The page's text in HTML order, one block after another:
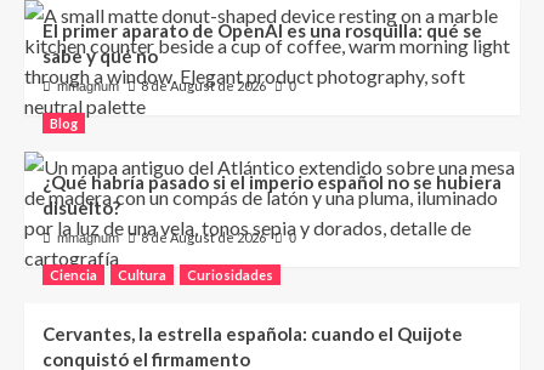
El primer aparato de OpenAI es una rosquilla: qué se
sabe y qué no
mmagnum 8 de August de 2026 0
Blog
¿Qué habría pasado si el imperio español no se hubiera
disuelto?
mmagnum 8 de August de 2026 0
Ciencia Cultura Curiosidades
Cervantes, la estrella española: cuando el Quijote
conquistó el firmamento